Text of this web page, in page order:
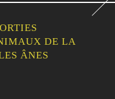
DE LA
ÂNES